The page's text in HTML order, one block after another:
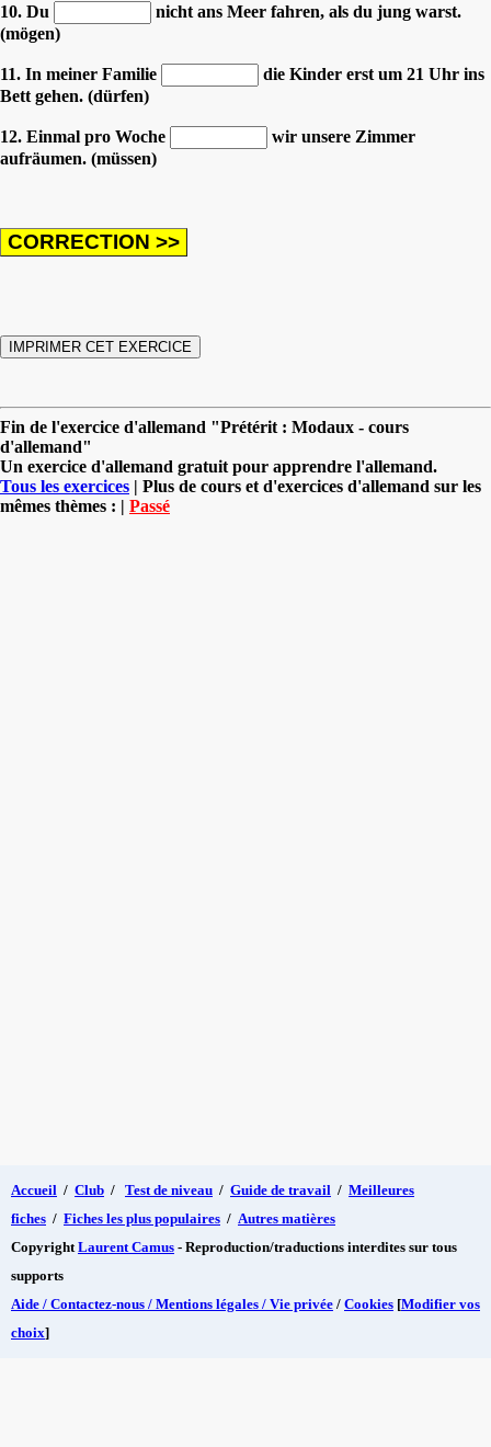
10. Du
nicht ans Meer fahren, als du jung warst.
(mögen)
11. In meiner Familie
die Kinder erst um 21 Uhr ins
Bett gehen. (dürfen)
12. Einmal pro Woche
wir unsere Zimmer
aufräumen. (müssen)
Fin de l'exercice d'allemand "Prétérit : Modaux - cours
d'allemand"
Un exercice d'allemand gratuit pour apprendre l'allemand.
Tous les exercices | Plus de cours et d'exercices d'allemand sur les
mêmes thèmes : | Passé
Accueil / Club / Test de niveau / Guide de travail / Meilleures
fiches / Fiches les plus populaires / Autres matières
Copyright Laurent Camus - Reproduction/traductions interdites sur tous
supports
Aide / Contactez-nous / Mentions légales / Vie privée / Cookies [Modifier vos
choix]